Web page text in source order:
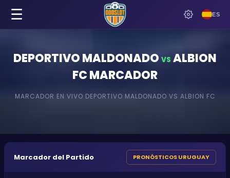
ES
☰
DEPORTIVO MALDONADO VS ALBION
FCMARCADOR
MARCADOR EN VIVO DEPORTIVO MALDONADO VS ALBION FC
Marcador del Partido PRONÓSTICOS URUGUAY